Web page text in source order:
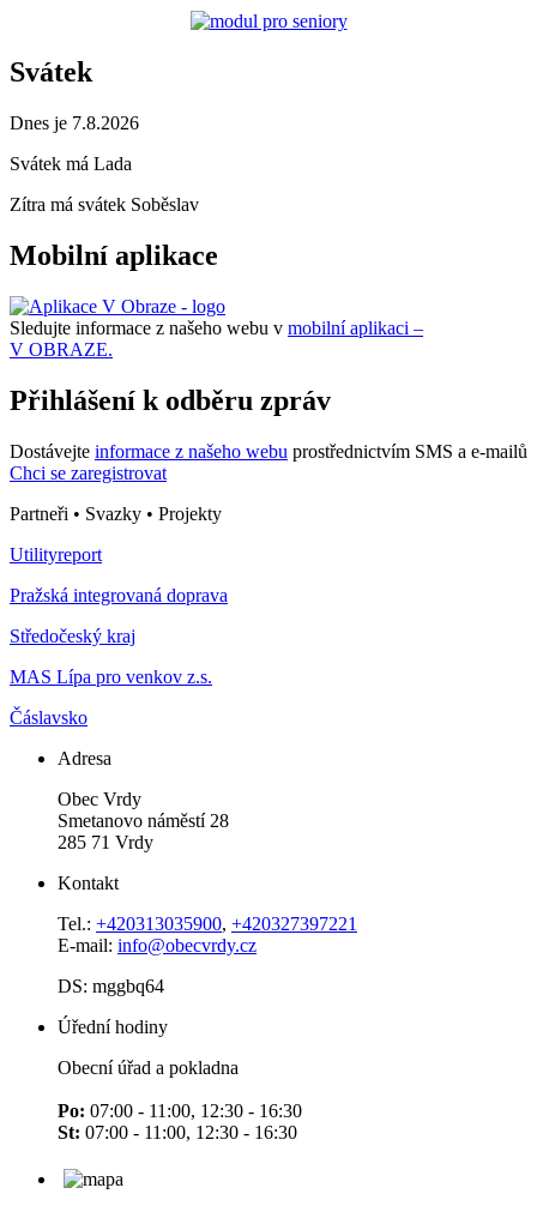
Svátek
Dnes je 7.8.2026
Svátek má Lada
Zítra má svátek Soběslav
Mobilní aplikace
Sledujte informace z našeho webu v mobilní aplikaci –
V OBRAZE.
Přihlášení k odběru zpráv
Dostávejte informace z našeho webu prostřednictvím SMS a e-mailů
Chci se zaregistrovat
Partneři • Svazky • Projekty
Utilityreport
Pražská integrovaná doprava
Středočeský kraj
MAS Lípa pro venkov z.s.
Čáslavsko
Adresa
Obec Vrdy
Smetanovo náměstí 28
285 71 Vrdy
Kontakt
Tel.: +420313035900, +420327397221
E-mail: info@obecvrdy.cz
DS: mggbq64
Úřední hodiny
Obecní úřad a pokladna
Po: 07:00 - 11:00, 12:30 - 16:30
St: 07:00 - 11:00, 12:30 - 16:30